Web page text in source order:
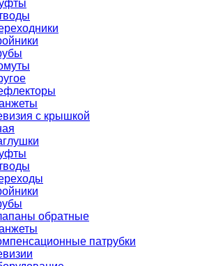
с крышкой
обратные
патрубки